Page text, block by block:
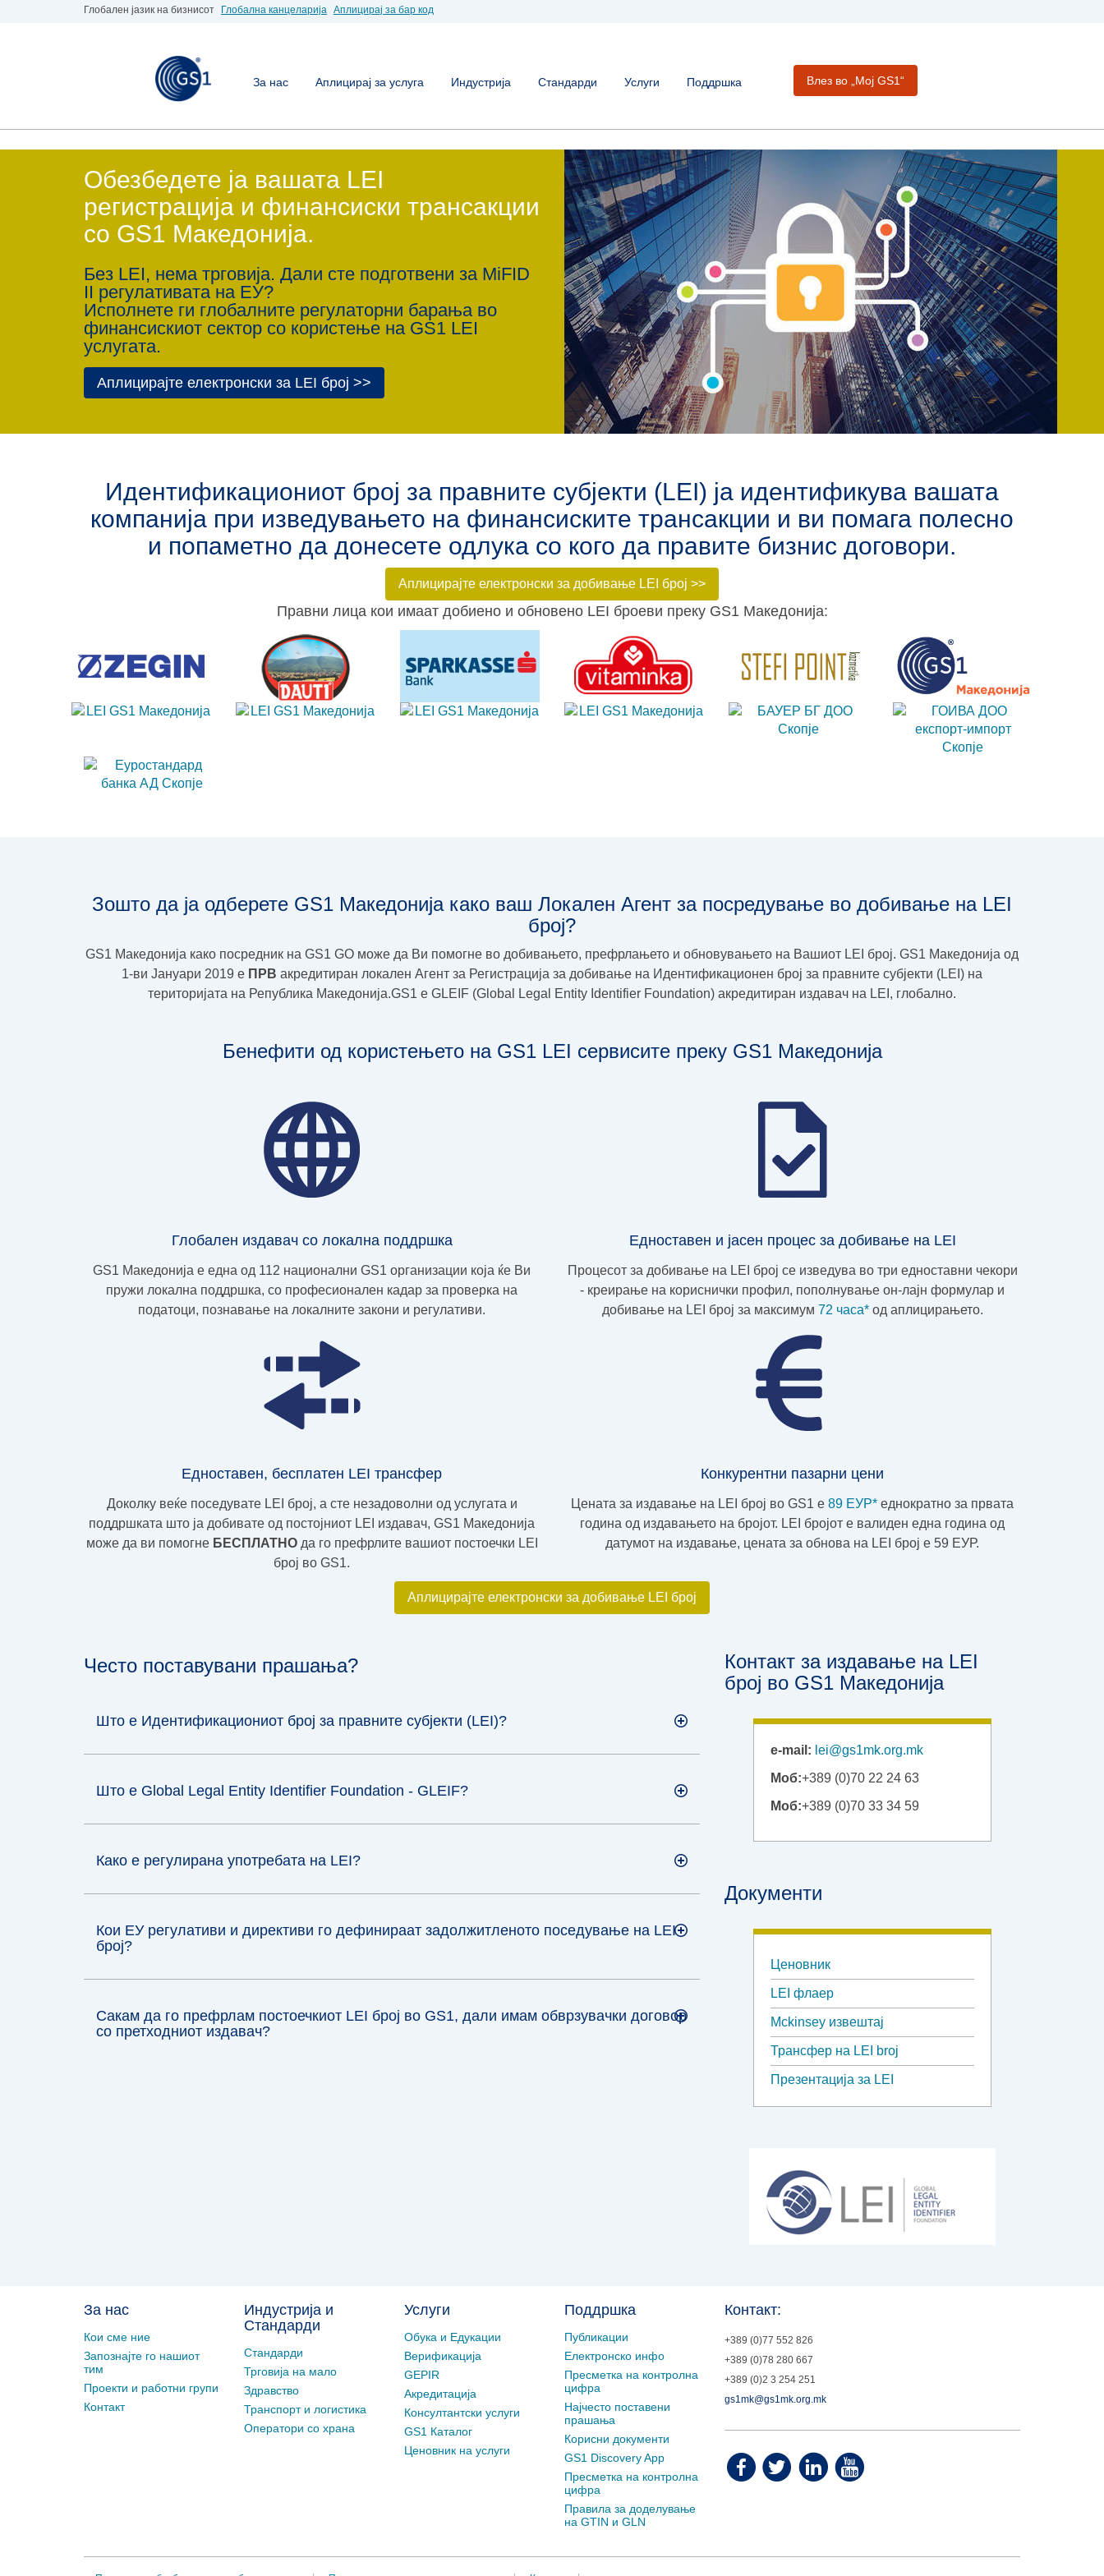
Глобален јазик на бизнисот Глобална канцеларија Аплицирај за бар код
За нас Аплицирај за услуга Индустрија Стандарди Услуги Поддршка Влез во „Moj GS1“
Обезбедете ја вашата LEI
регистрација и финансиски трансакции
со GS1 Македонија.
Без LEI, нема трговија. Дали сте подготвени за MiFID
II регулативата на ЕУ?
Исполнете ги глобалните регулаторни барања во
финансискиот сектор со користење на GS1 LEI
услугата.
Аплицирајте електронски за LEI број >>
Идентификациониот број за правните субјекти (LEI) ja идентификува вашата
компанија при изведувањето на финансиските трансакции и ви помага полесно
и попаметно да донесете одлука со кого да правите бизнис договори.
Аплицирајте електронски за добивање LEI број >>
Правни лица кои имаат добиено и обновено LEI броеви преку GS1 Македонија:
Зошто да ја одберете GS1 Македонија како ваш Локален Агент за посредување во добивање на LEI
број?
GS1 Македонија како посредник на GS1 GO може да Ви помогне во добивањето, префрлањето и обновувањето на Вашиот LEI број. GS1 Македонија од
1-ви Јануари 2019 e ПРВ акредитиран локален Агент за Регистрација за добивање на Идентификационен број за правните субјекти (LEI) на
територијата на Република Македонија.GS1 e GLEIF (Global Legal Entity Identifier Foundation) акредитиран издавач на LEI, глобално.
Бенефити од користењето на GS1 LEI сервисите преку GS1 Македонија
Глобален издавач со локална поддршка
GS1 Македонија е една од 112 национални GS1 организации која ќе Ви
пружи локална поддршка, со професионален кадар за проверка на
податоци, познавање на локалните закони и регулативи.
Едноставен и јасен процес за добивање на LEI
Процесот за добивање на LEI број се изведува во три едноставни чекори
- креирање на кориснички профил, пополнување он-лајн формулар и
добивање на LEI број за максимум 72 часа*од аплицирањето.
Едноставен, бесплатен LEI трансфер
Доколку веќе поседувате LEI број, а сте незадоволни од услугата и
поддршката што ја добивате од постојниот LEI издавач, GS1 Македонија
може да ви помогне БЕСПЛАТНОда го префрлите вашиот постоечки LEI
број во GS1.
Конкурентни пазарни цени
Цената за издавање на LEI број во GS1 e 89 ЕУР* еднократно за првата
година од издавањето на бројот. LEI бројот е валиден една година од
датумот на издавање, цената за обнова на LEI број е 59 ЕУР.
Аплицирајте електронски за добивање LEI број
Често поставувани прашања?
Што е Идентификациониот број за правните субјекти (LEI)?
Што е Global Legal Entity Identifier Foundation - GLEIF?
Како е регулирана употребата на LEI?
Кои ЕУ регулативи и директиви го дефинираат задолжитленото поседување на LEI
број?
Сакам да го префрлам постоечкиот LEI број во GS1, дали имам обврзувачки договор
со претходниот издавач?
Контакт за издавање на LEI
број во GS1 Македонија
e-mail: lei@gs1mk.org.mk
Моб:+389 (0)70 22 24 63
Моб:+389 (0)70 33 34 59
Документи
Ценовник
LEI флаер
Mckinsey извештај
Трансфер на LEI broj
Презентација за LEI
За нас
Кои сме ние
Запознајте го нашиот
тим
Проекти и работни групи
Контакт
Индустрија и
Стандарди
Стандарди
Трговија на мало
Здравство
Транспорт и логистика
Оператори со храна
Услуги
Обука и Едукации
Верификација
GEPIR
Акредитација
Консултантски услуги
GS1 Каталог
Ценовник на услуги
Поддршка
Публикации
Електронско инфо
Пресметка на контролна
цифра
Најчесто поставени
прашања
Корисни документи
GS1 Discovery App
Пресметка на контролна
цифра
Правила за доделување
на GTIN и GLN
Контакт:
+389 (0)77 552 826
+389 (0)78 280 667
+389 (0)2 3 254 251
gs1mk@gs1mk.org.mk